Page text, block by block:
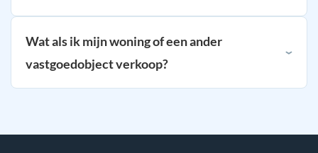
Wat als ik mijn woning of een ander
vastgoedobject verkoop?